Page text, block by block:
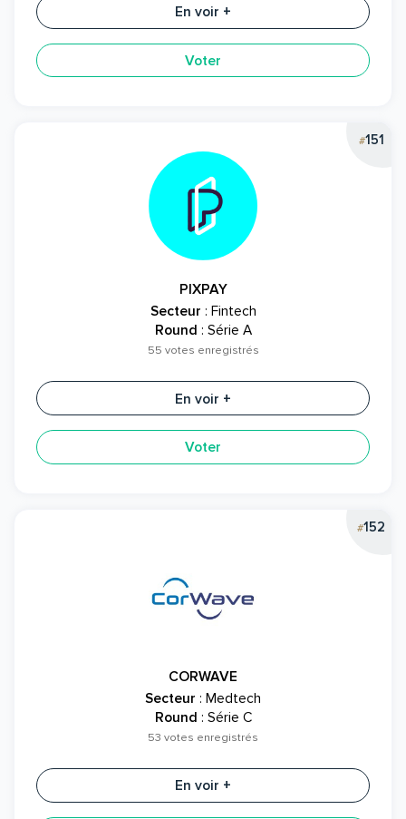
En voir +
Voter
#151
PIXPAY
Secteur : Fintech
Round : Série A
55 votes enregistrés
En voir +
Voter
#152
CORWAVE
Secteur : Medtech
Round : Série C
53 votes enregistrés
En voir +